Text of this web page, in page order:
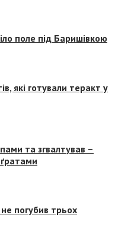
поле під Баришівкою
які готували теракт у
та згвалтував –
погубив трьох